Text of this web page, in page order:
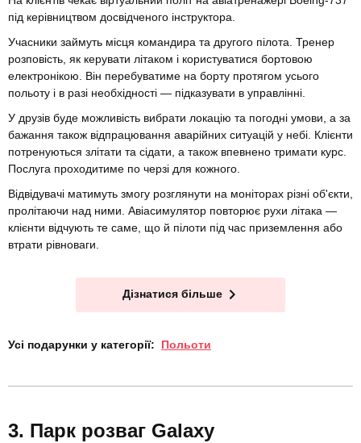
під керівництвом досвідченого інструктора.
Учасники займуть місця командира та другого пілота. Тренер
розповість, як керувати літаком і користуватися бортовою
електронікою. Він перебуватиме на борту протягом усього
польоту і в разі необхідності — підказувати в управлінні.
У друзів буде можливість вибрати локацію та погодні умови, а за
бажання також відпрацювання аварійних ситуацій у небі. Клієнти
потренуються злітати та сідати, а також впевнено тримати курс.
Послуга проходитиме по черзі для кожного.
Відвідувачі матимуть змогу розглянути на моніторах різні об'єкти,
пролітаючи над ними. Авіасимулятор повторює рухи літака —
клієнти відчують те саме, що й пілоти під час приземлення або
втрати рівноваги.
Дізнатися більше
Усі подарунки у категорії: Польоти
Парк розваг Galaxy